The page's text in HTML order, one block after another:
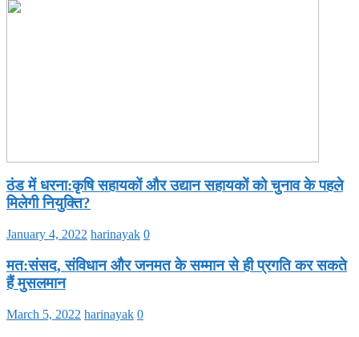
ठंड में धरना:कृषि सहायकों और उद्यान सहायकों को चुनाव के पहले
मिलेगी नियुक्ति?
January 4, 2022 harinayak 0
मत:संसद, संविधान और जनमत के सम्मान से ही प्रगति कर सकते
हैं मुसलमान
March 5, 2022 harinayak 0